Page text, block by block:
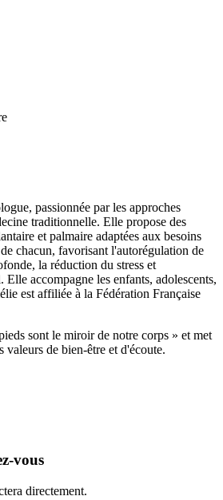
passionnée par les approches
traditionnelle. Elle propose des
et palmaire adaptées aux besoins
chacun, favorisant l'autorégulation de
la réduction du stress et
accompagne les enfants, adolescents,
est affiliée à la Fédération Française
sont le miroir de notre corps » et met
de bien-être et d'écoute.
vous
directement.